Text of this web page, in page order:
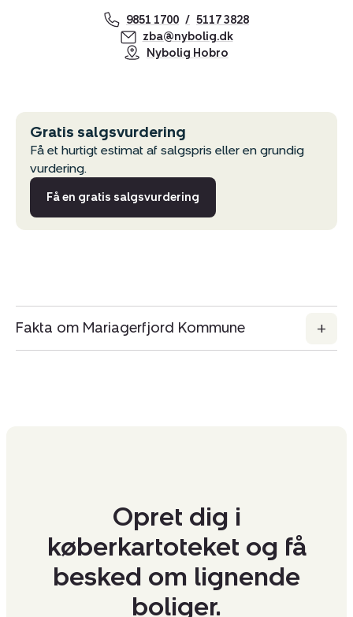
9851 1700
5117 3828
zba@nybolig.dk
Nybolig Hobro
Gratis salgsvurdering
Få et hurtigt estimat af salgspris eller en grundig
vurdering.
Få en gratis salgsvurdering
Fakta om Mariagerfjord Kommune
Opret dig i
køberkartoteket og få
besked om lignende
boliger.